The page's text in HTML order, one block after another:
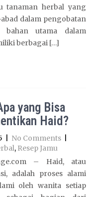
tanaman herbal yang
dalam pengobatan
bahan utama dalam
berbagai […]
yang Bisa
Haid?
No Comments
, Resep Jamu
– Haid, atau
adalah proses alami
oleh wanita setiap